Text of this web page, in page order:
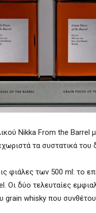
Nikka From the
τα συστατικά του
φιάλες των 500 ml: το
Οι δύο τελευταίες
grain whisky που